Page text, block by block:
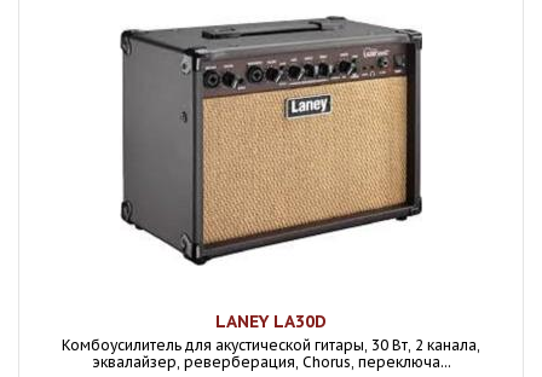
LANEY LA30D
Комбоусилитель для акустической гитары, 30 Вт, 2 канала,
эквалайзер, реверберация, Chorus, переключа...